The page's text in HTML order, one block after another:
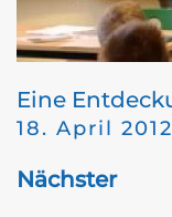
Eine
18. April 2012
Nächster